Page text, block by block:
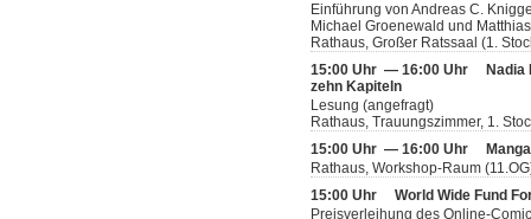
Einführung von Andreas C.
Michael Groenewald und
Rathaus, Großer Ratssaal (1.
15:00 Uhr — 16:00 Uhr
Nadia
zehn Kapiteln
Lesung (angefragt)
Rathaus, Trauungszimmer, 1.
15:00 Uhr — 16:00 Uhr
Rathaus, Workshop-Raum
15:00 Uhr World Wide Fund
Preisverleihung des Online-